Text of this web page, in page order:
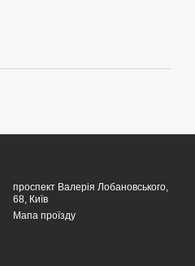
проспект Валерія Лобановського,
68, Київ
Мапа проїзду